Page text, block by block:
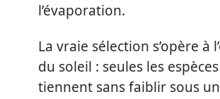
l’évaporation.
La vraie sélection s’opère à
du soleil : seules les
tiennent sans faiblir sous